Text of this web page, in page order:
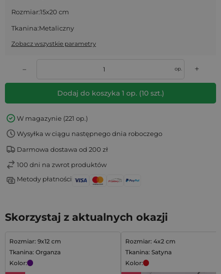
Rozmiar:15x20 cm
Tkanina:Metaliczny
Zobacz wszystkie parametry
– op. +
Dodaj do koszyka 1 op. (10szt.)
W magazynie (221 op.)
Wysyłka w ciągu następnego dnia roboczego
Darmowa dostawa od 200 zł
100 dni na zwrot produktów
Metody płatności
Skorzystaj z aktualnych okazji
Rozmiar: 9x12 cm
Tkanina: Organza
Kolor:
Rozmiar: 4x2 cm
Tkanina: Satyna
Kolor: